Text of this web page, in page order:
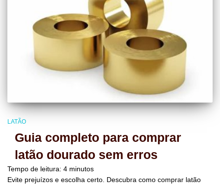
LATÃO
Guia completo para comprar
latão dourado sem erros
Tempo de leitura: 4 minutos
Evite prejuízos e escolha certo. Descubra como comprar latão